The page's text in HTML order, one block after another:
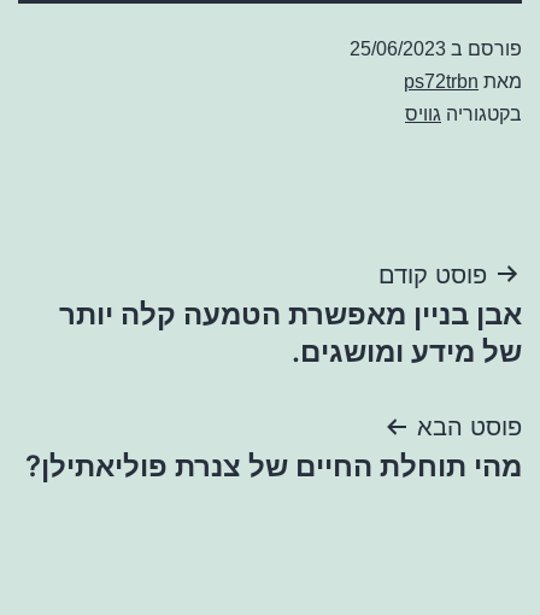
פורסם ב 25/06/2023
מאת ps72trbn
בקטגוריה גוויס
ניווט
פוסט קודם
אבן בניין מאפשרת הטמעה קלה יותר
של מידע ומושגים.
פוסט הבא
מהי תוחלת החיים של צנרת פוליאתילן?